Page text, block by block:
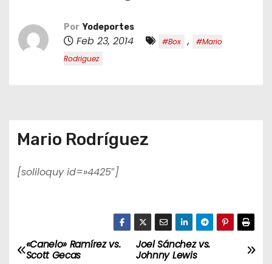
Por Yodeportes
Feb 23, 2014 #Box ,
#Mario
Rodriguez
Mario Rodríguez
[soliloquy id=»4425″]
N
Joel Sánchez vs.
Johnny Lewis
«Canelo» Ramírez vs.
Scott Gecas